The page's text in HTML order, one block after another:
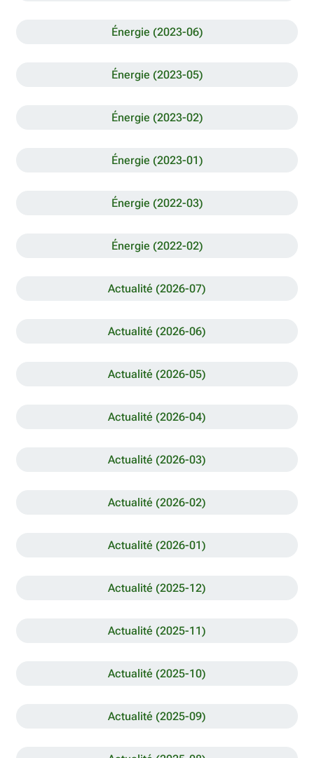
Énergie (2023-06)
Énergie (2023-05)
Énergie (2023-02)
Énergie (2023-01)
Énergie (2022-03)
Énergie (2022-02)
Actualité (2026-07)
Actualité (2026-06)
Actualité (2026-05)
Actualité (2026-04)
Actualité (2026-03)
Actualité (2026-02)
Actualité (2026-01)
Actualité (2025-12)
Actualité (2025-11)
Actualité (2025-10)
Actualité (2025-09)